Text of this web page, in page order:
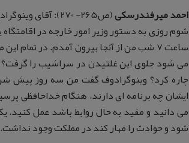
احمد میرفندرسکی
(ص265- 270):
ساعت 7 شب من از آنجا بیرون آمدم. در
چاره کرد؟ وینوگرادوف گفت من سه روز پیش
ایشان چه برنامه ای دارند. هنگام خداحافظی
می دانید و مفید به حال روابط باشد عمل
شود و حوادث را مهار کند در مملکت وجود